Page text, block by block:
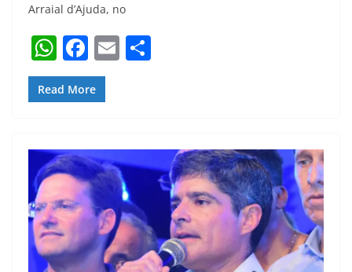
Arraial d’Ajuda, no
W
h
at
A
p
p
F
a
c
b
o
o
k
E
Read More